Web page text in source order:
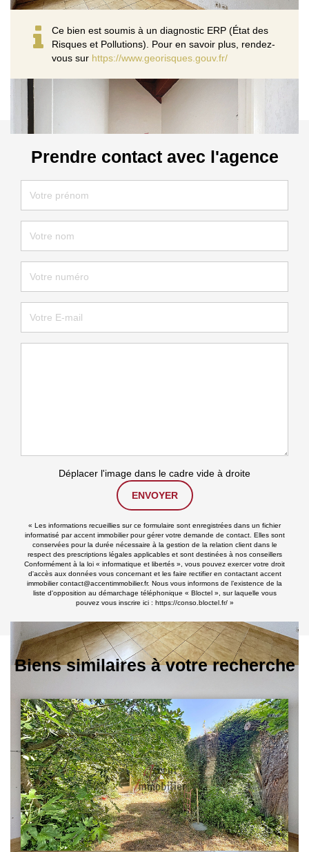
Ce bien est soumis à un diagnostic ERP (État des
Risques et Pollutions). Pour en savoir plus, rendez-
vous sur https://www.georisques.gouv.fr/
Prendre contact avec l'agence
Déplacer l'image dans le cadre vide à droite
ENVOYER
« Les informations recueillies sur ce formulaire sont enregistrées dans un fichier
informatisé par accent immobilier pour gérer votre demande de contact. Elles sont
conservées pour la durée nécessaire à la gestion de la relation client dans le
respect des prescriptions légales applicables et sont destinées à nos conseillers
Conformément à la loi « informatique et libertés », vous pouvez exercer votre droit
d'accès aux données vous concernant et les faire rectifier en contactant accent
immobilier contact@accentimmobilier.fr. Nous vous informons de l’existence de la
liste d'opposition au démarchage téléphonique « Bloctel », sur laquelle vous
pouvez vous inscrire ici : https://conso.bloctel.fr/»
Biens similaires à votre recherche